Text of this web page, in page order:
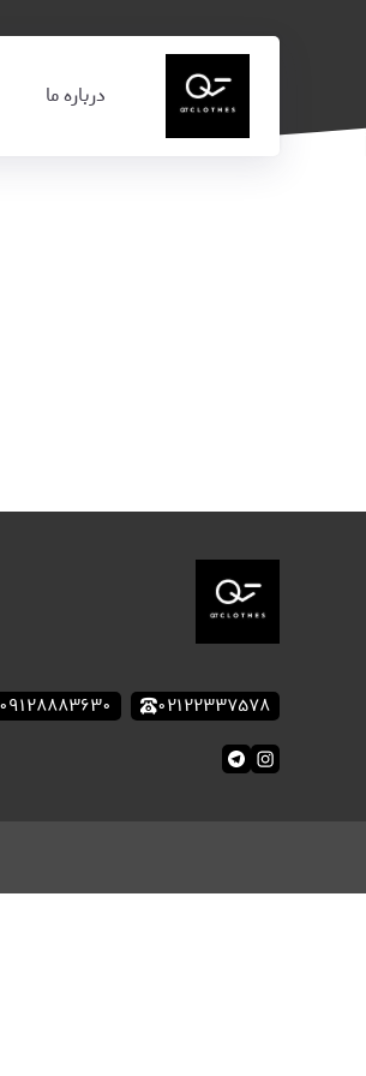
درباره ما
۰۲۱۲۲۳۳۷۵۷۸ ۰۹۱۲۸۸۸۳۶۳۰